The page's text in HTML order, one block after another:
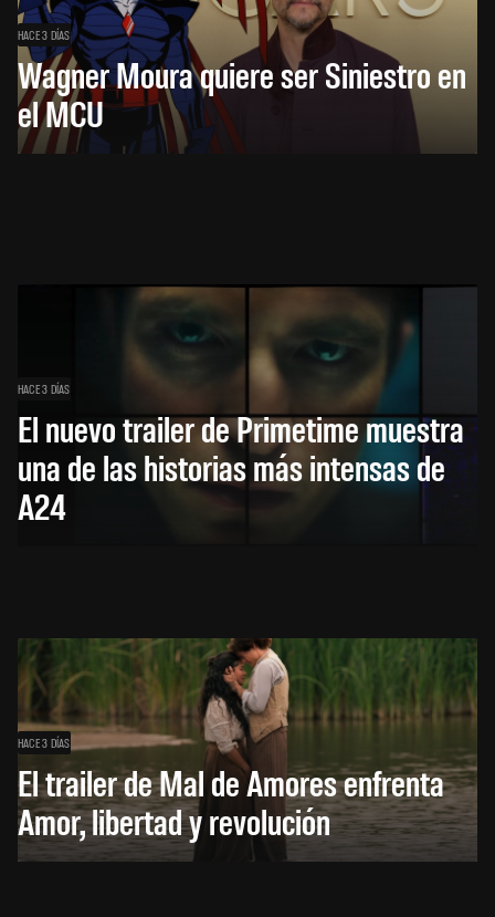
HACE 3 DÍAS
Wagner Moura quiere ser Siniestro en
el MCU
HACE 3 DÍAS
El nuevo trailer de Primetime muestra
una de las historias más intensas de
A24
HACE 3 DÍAS
El trailer de Mal de Amores enfrenta
Amor, libertad y revolución